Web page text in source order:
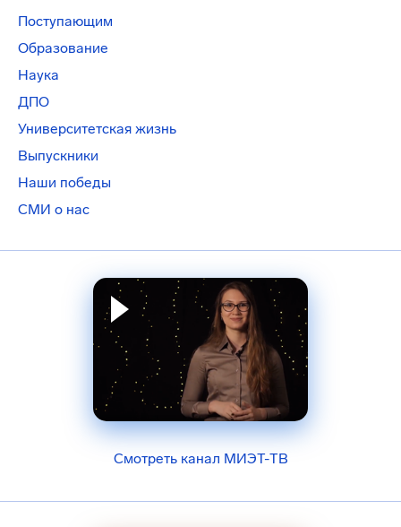
Поступающим
Образование
Наука
ДПО
Университетская жизнь
Выпускники
Наши победы
СМИ о нас
Смотреть канал МИЭТ-ТВ